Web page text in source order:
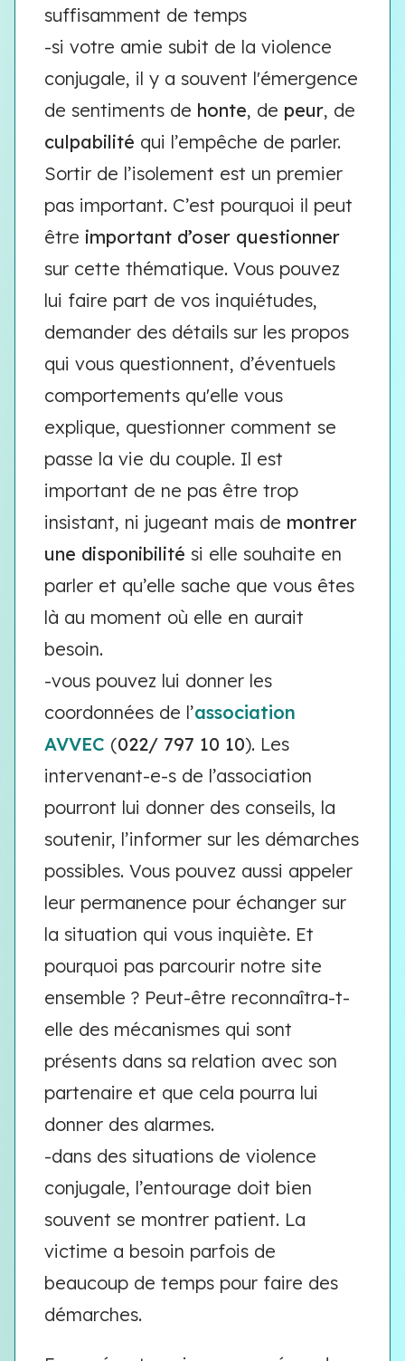
suffisamment de temps
-si votre amie subit de la violence
conjugale, il y a souvent l'émergence
de sentiments de honte, de peur, de
culpabilité qui l’empêche de parler.
Sortir de l’isolement est un premier
pas important. C’est pourquoi il peut
être important d’oser questionner
sur cette thématique. Vous pouvez
lui faire part de vos inquiétudes,
demander des détails sur les propos
qui vous questionnent, d’éventuels
comportements qu'elle vous
explique, questionner comment se
passe la vie du couple. Il est
important de ne pas être trop
insistant, ni jugeant mais de montrer
une disponibilité si elle souhaite en
parler et qu’elle sache que vous êtes
là au moment où elle en aurait
besoin.
-vous pouvez lui donner les
coordonnées de l’association
AVVEC (022/ 797 10 10). Les
intervenant-e-s de l’association
pourront lui donner des conseils, la
soutenir, l’informer sur les démarches
possibles. Vous pouvez aussi appeler
leur permanence pour échanger sur
la situation qui vous inquiète. Et
pourquoi pas parcourir notre site
ensemble ? Peut-être reconnaîtra-t-
elle des mécanismes qui sont
présents dans sa relation avec son
partenaire et que cela pourra lui
donner des alarmes.
-dans des situations de violence
conjugale, l’entourage doit bien
souvent se montrer patient. La
victime a besoin parfois de
beaucoup de temps pour faire des
démarches.